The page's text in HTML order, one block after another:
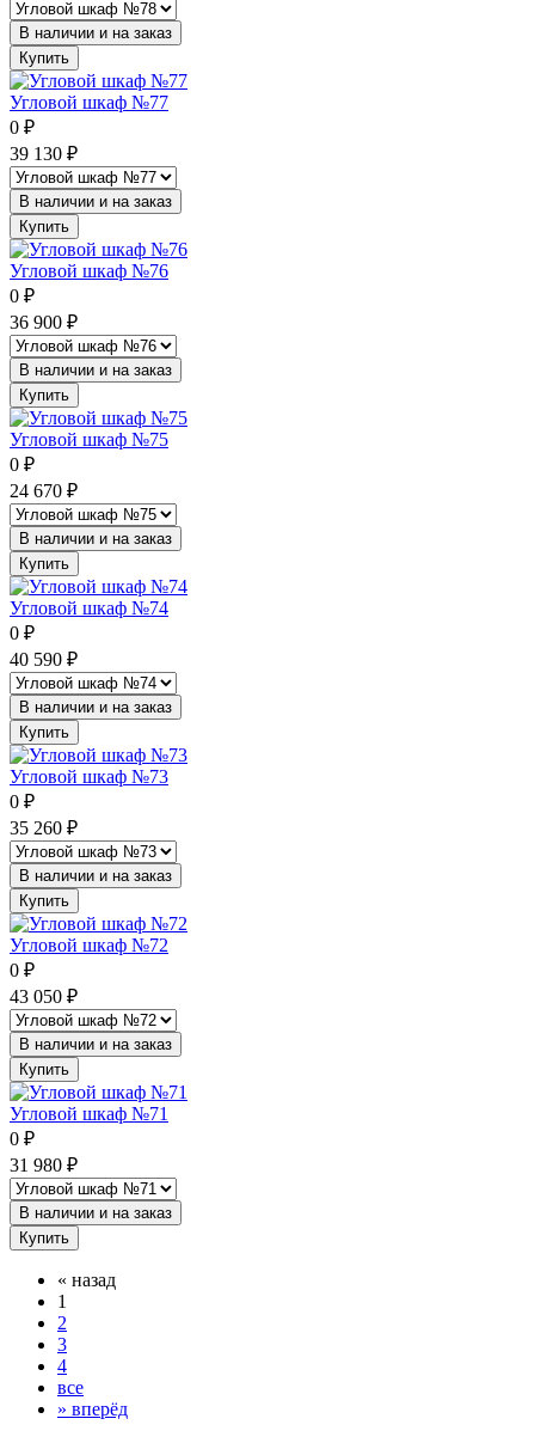
В наличии и на заказ
Купить
Угловой шкаф №77
0 ₽
39 130 ₽
В наличии и на заказ
Купить
Угловой шкаф №76
0 ₽
36 900 ₽
В наличии и на заказ
Купить
Угловой шкаф №75
0 ₽
24 670 ₽
В наличии и на заказ
Купить
Угловой шкаф №74
0 ₽
40 590 ₽
В наличии и на заказ
Купить
Угловой шкаф №73
0 ₽
35 260 ₽
В наличии и на заказ
Купить
Угловой шкаф №72
0 ₽
43 050 ₽
В наличии и на заказ
Купить
Угловой шкаф №71
0 ₽
31 980 ₽
В наличии и на заказ
Купить
« назад
1
2
3
4
все
» вперёд